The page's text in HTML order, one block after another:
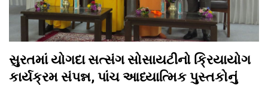
સુરતમાં યોગદા સત્સંગ સોસાયટીનો ક્રિયાયોગ
કાર્યક્રમ સંપન્ન, પાંચ આધ્યાત્મિક પુસ્તકોનું